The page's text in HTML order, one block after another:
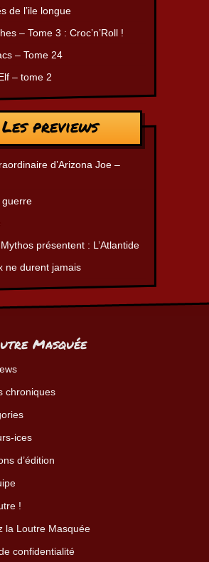
de l’ile longue
– Tome 3 : Croc’n’Roll !
– Tome 24
– tome 2
Les previews
d’Arizona Joe –
guerre
présentent : L’Atlantide
ne durent jamais
Masquée
chroniques
ices
d’édition
!
la Loutre Masquée
confidentialité